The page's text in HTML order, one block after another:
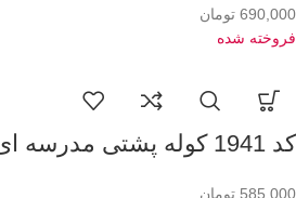
690,000 تومان
فروخته شده
کد 1941 کوله پشتی مدرسه ای کتپیلار
585,000 تومان